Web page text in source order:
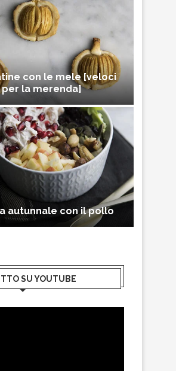
con le mele [veloci
per la merenda]
autunnale con il pollo
SU YOUTUBE